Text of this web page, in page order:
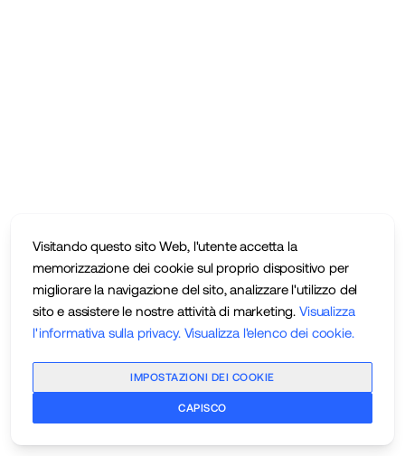
Visitando questo sito Web, l'utente accetta la
memorizzazione dei cookie sul proprio dispositivo per
migliorare la navigazione del sito, analizzare l'utilizzo del
sito e assistere le nostre attività di marketing. Visualizza
l'informativa sulla privacy. Visualizza l'elenco dei cookie.
IMPOSTAZIONI DEI COOKIE
CAPISCO